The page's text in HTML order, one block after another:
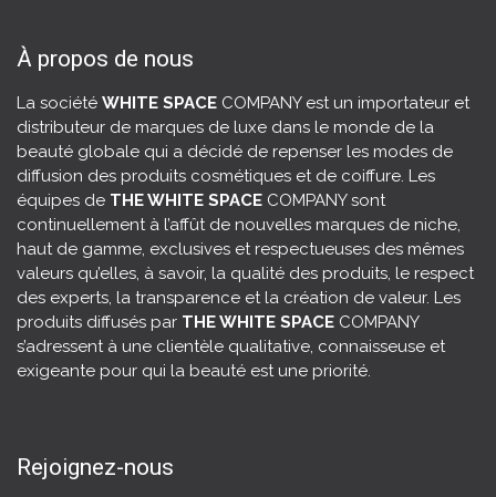
À propos de nous
La société WHITE SPACE COMPANY est un importateur et
distributeur de marques de luxe dans le monde de la
beauté globale qui a décidé de repenser les modes de
diffusion des produits cosmétiques et de coiffure. Les
équipes de THE WHITE SPACE COMPANY sont
continuellement à l’affût de nouvelles marques de niche,
haut de gamme, exclusives et respectueuses des mêmes
valeurs qu’elles, à savoir, la qualité des produits, le respect
des experts, la transparence et la création de valeur. Les
produits diffusés par THE WHITE SPACE COMPANY
s’adressent à une clientèle qualitative, connaisseuse et
exigeante pour qui la beauté est une priorité.
Rejoignez-nous